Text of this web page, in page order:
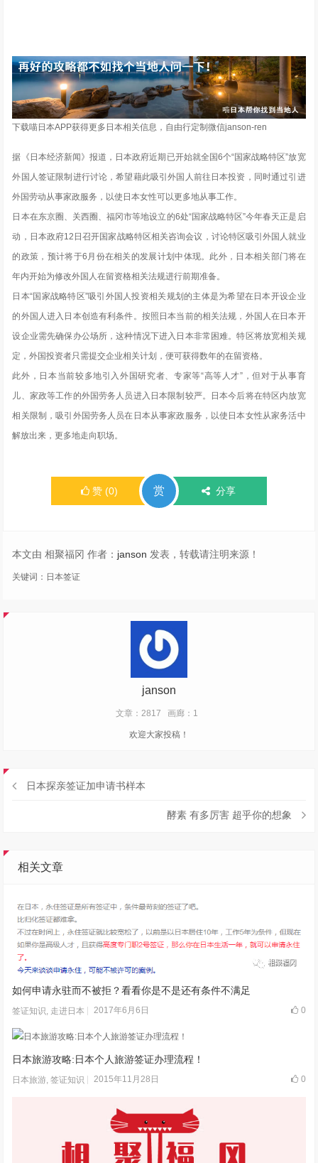
下载喵日本APP获得更多日本相关信息，自由行定制微信janson-ren
据《日本经济新闻》报道，日本政府近期已开始就全国6个“国家战略特区”放宽
外国人签证限制进行讨论，希望藉此吸引外国人前往日本投资，同时通过引进
外国劳动从事家政服务，以使日本女性可以更多地从事工作。
日本在东京圈、关西圈、福冈市等地设立的6处“国家战略特区”今年春天正是启
动，日本政府12日召开国家战略特区相关咨询会议，讨论特区吸引外国人就业
的政策，预计将于6月份在相关的发展计划中体现。此外，日本相关部门将在
年内开始为修改外国人在留资格相关法规进行前期准备。
日本“国家战略特区”吸引外国人投资相关规划的主体是为希望在日本开设企业
的外国人进入日本创造有利条件。按照日本当前的相关法规，外国人在日本开
设企业需先确保办公场所，这种情况下进入日本非常困难。特区将放宽相关规
定，外国投资者只需提交企业相关计划，便可获得数年的在留资格。
此外，日本当前较多地引入外国研究者、专家等“高等人才”，但对于从事育
儿、家政等工作的外国劳务人员进入日本限制较严。日本今后将在特区内放宽
相关限制，吸引外国劳务人员在日本从事家政服务，以使日本女性从家务活中
解放出来，更多地走向职场。
赞 (0) 赏 分享
本文由 相聚福冈 作者： janson 发表，转载请注明来源！
关键词： 日本签证
janson
文章：2817 画廊：1
欢迎大家投稿！
日本探亲签证加申请书样本
酵素 有多厉害 超乎你的想象
相关文章
如何申请永驻而不被拒？看看你是不是还有条件不满足
签证知识, 走进日本 2017年6月6日 0
日本旅游攻略:日本个人旅游签证办理流程！
日本旅游,签证知识 2015年11月28日 0